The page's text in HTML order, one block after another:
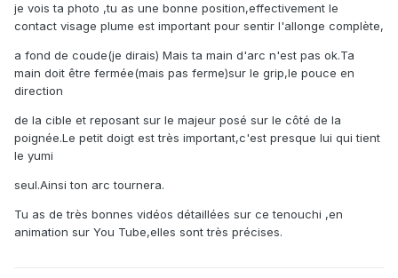
je vois ta photo ,tu as une bonne position,effectivement le
contact visage plume est important pour sentir l'allonge complète,
a fond de coude(je dirais) Mais ta main d'arc n'est pas ok.Ta
main doit être fermée(mais pas ferme)sur le grip,le pouce en
direction
de la cible et reposant sur le majeur posé sur le côté de la
poignée.Le petit doigt est très important,c'est presque lui qui tient
le yumi
seul.Ainsi ton arc tournera.
Tu as de très bonnes vidéos détaillées sur ce tenouchi ,en
animation sur You Tube,elles sont très précises.